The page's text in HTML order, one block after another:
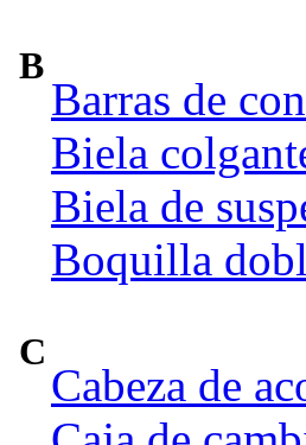
B
Barras de
Biela
Biela de
Boquilla
C
Cabeza de